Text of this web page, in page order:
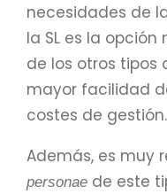
necesidades de
la SL es la
de los otros tipos
mayor facilidad
costes de gestión.
Además, es muy
personae de este